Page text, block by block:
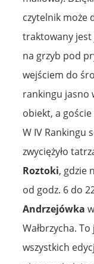
czytelnik może
traktowany jest
na grzyb pod
wejściem do
rankingu jasno
obiekt, a
W IV Rankingu
zwyciężyło
Roztoki, gdzie
od godz. 6 do
Andrzejówka
Wałbrzycha.
wszystkich